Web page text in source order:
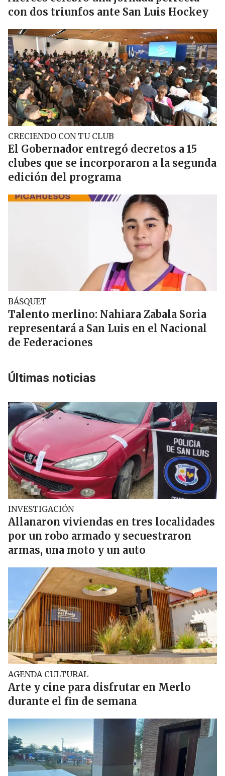
con dos triunfos ante San Luis Hockey
CRECIENDO CON TU CLUB
El Gobernador entregó decretos a 15
clubes que se incorporaron a la segunda
edición del programa
BÁSQUET
Talento merlino: Nahiara Zabala Soria
representará a San Luis en el Nacional
de Federaciones
Últimas noticias
INVESTIGACIÓN
Allanaron viviendas en tres localidades
por un robo armado y secuestraron
armas, una moto y un auto
AGENDA CULTURAL
Arte y cine para disfrutar en Merlo
durante el fin de semana